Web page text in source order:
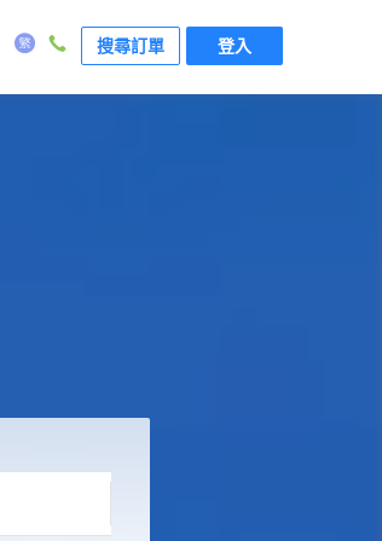
搜尋訂單 登入